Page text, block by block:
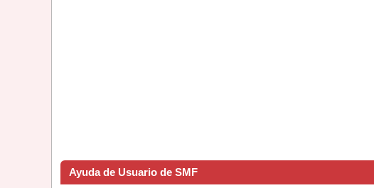
Ayuda de Usuario de SMF